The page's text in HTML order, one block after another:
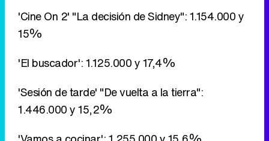
'Sesión de tarde' "De vuelta a la tierra":
1.446.000 y 15,2%
'Vamos a cocinar': 1.255.000 y 15,6%
'Cine de barrio': 1.179.000 y 17,2%
'Humor amarillo': 518.000 y 4,8% / 1.064.000 y
10,1% / 881.000 y 8,9%